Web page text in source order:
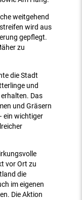
weitgehend
wird aus
gepflegt.
zu
die Stadt
und
Das
und Gräsern
ein wichtiger
vor Ort zu
die
im eigenen
Die Aktion